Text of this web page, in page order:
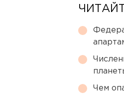
Чем